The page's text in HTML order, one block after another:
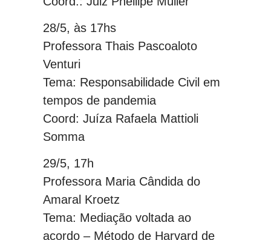
28/5, às 17hs
Professora Thais Pascoaloto
Venturi
Tema: Responsabilidade Civil em
tempos de pandemia
Coord: Juíza Rafaela Mattioli
Somma
29/5, 17h
Professora Maria Cândida do
Amaral Kroetz
Tema: Mediação voltada ao
acordo – Método de Harvard de